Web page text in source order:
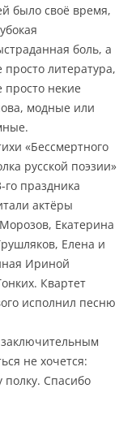
было своё время,
боль, а
просто литература,
просто некие
модные или
«Бессмертного
русской поэзии»
го праздника
актёры
Екатерина
Елена и
Ириной
Квартет
исполнил песню
не хочется:
Спасибо